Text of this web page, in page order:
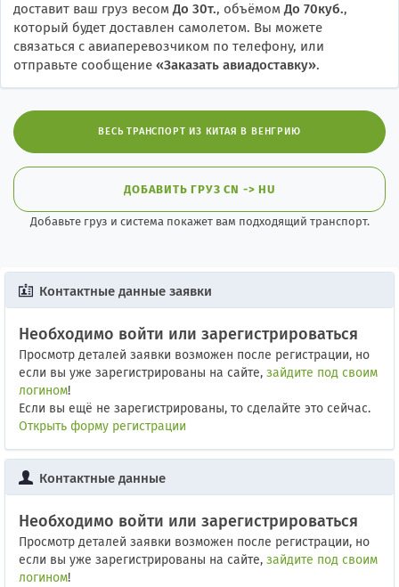
доставит ваш груз весомДо 30т., объёмомДо 70куб.,
который будет доставлен самолетом. Вы можете
связаться с авиаперевозчиком по телефону, или
отправьте сообщение «Заказать авиадоставку».
ВЕСЬ ТРАНСПОРТ ИЗ КИТАЯ В ВЕНГРИЮ
ДОБАВИТЬ ГРУЗ CN -> HU
Добавьте груз и система покажет вам подходящий транспорт.
Контактные данные заявки
Необходимо войти или зарегистрироваться
Просмотр деталей заявки возможен после регистрации, но
если вы уже зарегистрированы на сайте, зайдите под своим
логином!
Если вы ещё не зарегистрированы, то сделайте это сейчас.
Открыть форму регистрации
Контактные данные
Необходимо войти или зарегистрироваться
Просмотр деталей заявки возможен после регистрации, но
если вы уже зарегистрированы на сайте, зайдите под своим
логином!